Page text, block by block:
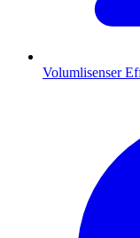
Volumlisenser